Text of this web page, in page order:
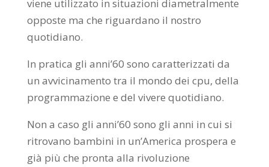
viene utilizzato in situazioni diametralmente
opposte ma che riguardano il nostro
quotidiano.
In pratica gli anni’60 sono caratterizzati da
un avvicinamento tra il mondo dei cpu, della
programmazione e del vivere quotidiano.
Non a caso gli anni’60 sono gli anni in cui si
ritrovano bambini in un’America prospera e
già più che pronta alla rivoluzione